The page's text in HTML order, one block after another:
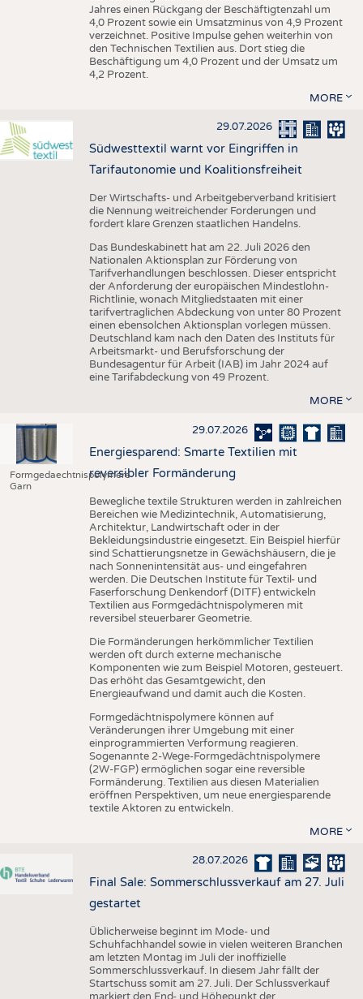
Jahres einen Rückgang der Beschäftigtenzahl um
4,0 Prozent sowie ein Umsatzminus von 4,9 Prozent
verzeichnet. Positive Impulse gehen weiterhin von
den Technischen Textilien aus. Dort stieg die
Beschäftigung um 4,0 Prozent und der Umsatz um
4,2 Prozent.
MORE
29.07.2026
Südwesttextil warnt vor Eingriffen in
Tarifautonomie und Koalitionsfreiheit
Der Wirtschafts- und Arbeitgeberverband kritisiert
die Nennung weitreichender Forderungen und
fordert klare Grenzen staatlichen Handelns.
Das Bundeskabinett hat am 22. Juli 2026 den
Nationalen Aktionsplan zur Förderung von
Tarifverhandlungen beschlossen. Dieser entspricht
der Anforderung der europäischen Mindestlohn-
Richtlinie, wonach Mitgliedstaaten mit einer
tarifvertraglichen Abdeckung von unter 80 Prozent
einen ebensolchen Aktionsplan vorlegen müssen.
Deutschland kam nach den Daten des Instituts für
Arbeitsmarkt- und Berufsforschung der
Bundesagentur für Arbeit (IAB) im Jahr 2024 auf
eine Tarifabdeckung von 49 Prozent.
MORE
Formgedaechtnispolymere
Garn
29.07.2026
Energiesparend: Smarte Textilien mit
reversibler Formänderung
Bewegliche textile Strukturen werden in zahlreichen
Bereichen wie Medizintechnik, Automatisierung,
Architektur, Landwirtschaft oder in der
Bekleidungsindustrie eingesetzt. Ein Beispiel hierfür
sind Schattierungsnetze in Gewächshäusern, die je
nach Sonnenintensität aus- und eingefahren
werden. Die Deutschen Institute für Textil- und
Faserforschung Denkendorf (DITF) entwickeln
Textilien aus Formgedächtnispolymeren mit
reversibel steuerbarer Geometrie.
Die Formänderungen herkömmlicher Textilien
werden oft durch externe mechanische
Komponenten wie zum Beispiel Motoren, gesteuert.
Das erhöht das Gesamtgewicht, den
Energieaufwand und damit auch die Kosten.
Formgedächtnispolymere können auf
Veränderungen ihrer Umgebung mit einer
einprogrammierten Verformung reagieren.
Sogenannte 2-Wege-Formgedächtnispolymere
(2W-FGP) ermöglichen sogar eine reversible
Formänderung. Textilien aus diesen Materialien
eröffnen Perspektiven, um neue energiesparende
textile Aktoren zu entwickeln.
MORE
28.07.2026
Final Sale: Sommerschlussverkauf am 27. Juli
gestartet
Üblicherweise beginnt im Mode- und
Schuhfachhandel sowie in vielen weiteren Branchen
am letzten Montag im Juli der inoffizielle
Sommerschlussverkauf. In diesem Jahr fällt der
Startschuss somit am 27. Juli. Der Schlussverkauf